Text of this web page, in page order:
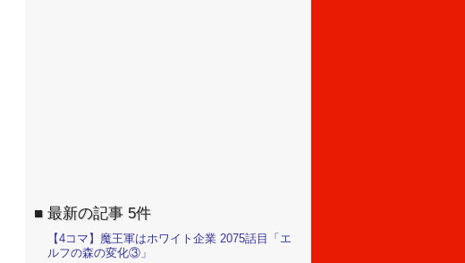
最新の記事 5件
【4コマ】魔王軍はホワイト企業 2075話目「エ
ルフの森の変化③」